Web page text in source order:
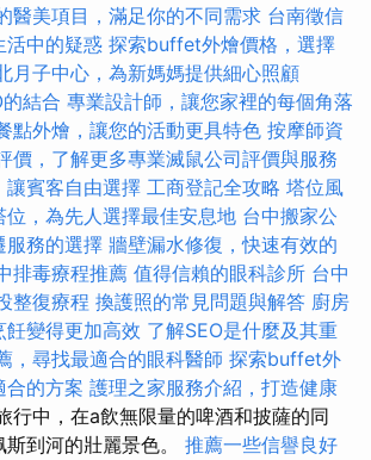
醫美項目，滿足你的不同需求 台南徵信
活中的疑惑 探索buffet外燴價格，選擇
月子中心，為新媽媽提供細心照顧
結合 專業設計師，讓您家裡的每個角落
點外燴，讓您的活動更具特色 按摩師資
價，了解更多專業滅鼠公司評價與服務
讓賓客自由選擇 工商登記全攻略 塔位風
，為先人選擇最佳安息地 台中搬家公
服務的選擇 牆壁漏水修復，快速有效的
排毒療程推薦 值得信賴的眼科診所 台中
整復療程 換護照的常見問題與解答 廚房
變得更加高效 了解SEO是什麼及其重
，尋找最適合的眼科醫師 探索buffet外
合的方案 護理之家服務介紹，打造健康
行中，在a飲無限量的啤酒和披薩的同
到河的壯麗景色。 推薦一些信譽良好